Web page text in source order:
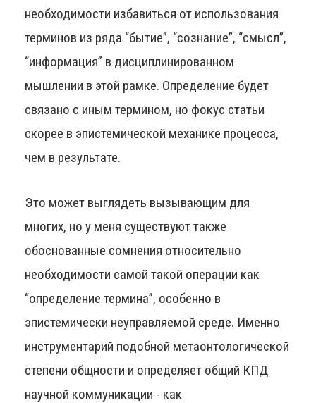
необходимости избавиться от использования
терминов из ряда “бытие”, “сознание”, “смысл”,
“информация” в дисциплинированном
мышлении в этой рамке. Определение будет
связано с иным термином, но фокус статьи
скорее в эпистемической механике процесса,
чем в результате.
Это может выглядеть вызывающим для
многих, но у меня существуют также
обоснованные сомнения относительно
необходимости самой такой операции как
“определение термина”, особенно в
эпистемически неуправляемой среде. Именно
инструментарий подобной метаонтологической
степени общности и определяет общий КПД
научной коммуникации - как